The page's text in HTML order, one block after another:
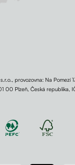
provozovna: Na Pomezí
00 Plzeň, Česká republika,